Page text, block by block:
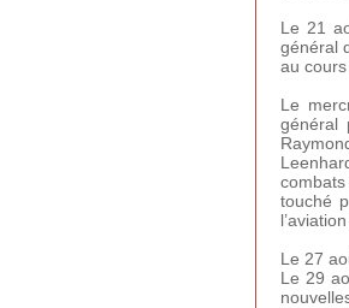
Le 21
général
au
Le
général
touché
Le 27
Le 29